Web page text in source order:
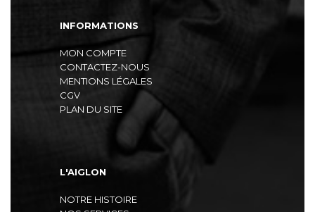
INFORMATIONS
MON COMPTE
CONTACTEZ-NOUS
MENTIONS LÉGALES
CGV
PLAN DU SITE
L'AIGLON
NOTRE HISTOIRE